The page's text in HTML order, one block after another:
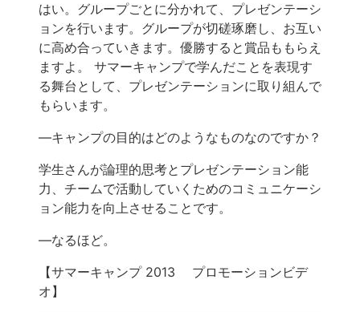
はい。グループごとに分かれて、プレゼンテーシ
ョンを行います。グループが切磋琢磨し、お互い
に高め合っていきます。優勝すると賞品ももらえ
ますよ。 サマーキャンプで学んだことを表現す
る舞台として、プレゼンテーションに取り組んで
もらいます。
―キャンプの目的はどのようなものなのですか？
学生さんが論理的思考とプレゼンテーション能
力、チームで活動していくためのコミュニケーシ
ョン能力を向上させることです。
―なるほど。
【サマーキャンプ 2013 プロモーションビデ
オ】